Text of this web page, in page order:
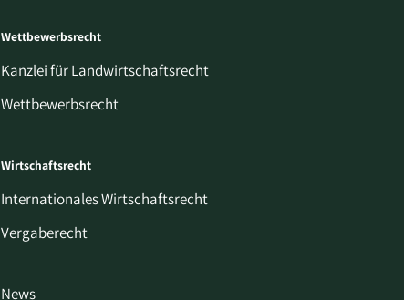
Wettbewerbsrecht
Kanzlei für Landwirtschaftsrecht
Wettbewerbsrecht
Wirtschaftsrecht
Internationales Wirtschaftsrecht
Vergaberecht
News